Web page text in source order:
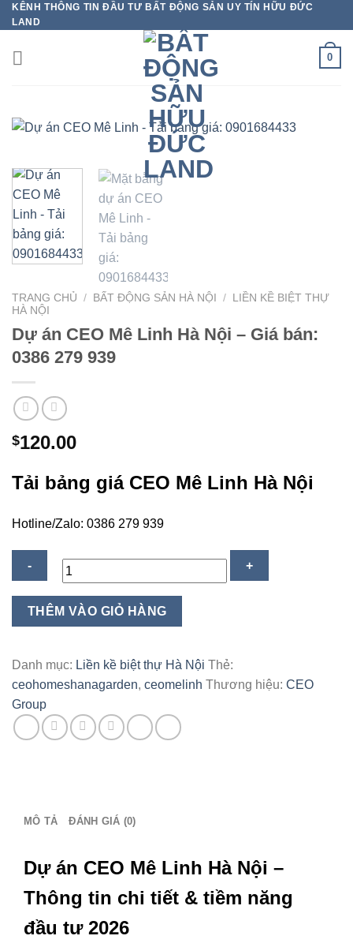
Bỏ
qua
nội
dung
KÊNH THÔNG TIN ĐẦU TƯ BẤT ĐỘNG SẢN UY TÍN HỮU ĐỨC
LAND
0
TRANG CHỦ / BẤT ĐỘNG SẢN HÀ NỘI /
LIỀN KỀ BIỆT THỰ
HÀ NỘI
Dự án CEO Mê Linh Hà Nội – Giá bán:
0386 279 939
$120.00
Tải bảng giá CEO Mê Linh Hà Nội
Hotline/Zalo: 0386 279 939
Mê
Nội
–
939
THÊM VÀO GIỎ HÀNG
Danh mục: Liền kề biệt thự Hà Nội Thẻ:
ceohomeshanagarden, ceomelinh Thương hiệu: CEO
Group
MÔ TẢ ĐÁNH GIÁ (0)
Dự án CEO Mê Linh Hà Nội –
Thông tin chi tiết & tiềm năng
đầu tư 2026